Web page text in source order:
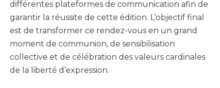
différentes plateformes de communication afin de
garantir la réussite de cette édition. L’objectif final
est de transformer ce rendez-vous en un grand
moment de communion, de sensibilisation
collective et de célébration des valeurs cardinales
de la liberté d’expression.